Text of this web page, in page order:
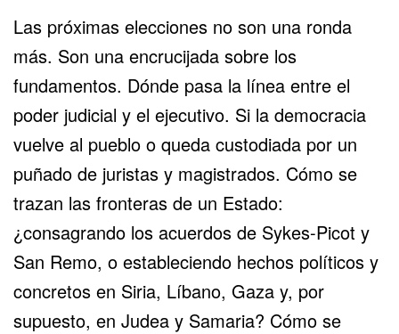
Las próximas elecciones no son una ronda
más. Son una encrucijada sobre los
fundamentos. Dónde pasa la línea entre el
poder judicial y el ejecutivo. Si la democracia
vuelve al pueblo o queda custodiada por un
puñado de juristas y magistrados. Cómo se
trazan las fronteras de un Estado:
¿consagrando los acuerdos de Sykes-Picot y
San Remo, o estableciendo hechos políticos y
concretos en Siria, Líbano, Gaza y, por
supuesto, en Judea y Samaria? Cómo se